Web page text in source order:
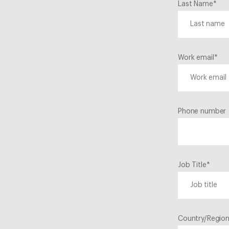
Last Name*
Work email *
Phone number
Job Title*
Country/